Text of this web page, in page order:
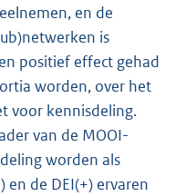
en de
is
positief effect gehad
worden, over het
voor kennisdeling.
van de MOOI-
worden als
en de DEI(+) ervaren